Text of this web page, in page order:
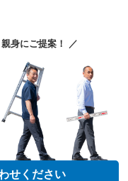
身にご提案！ ／
せください